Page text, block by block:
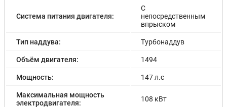
Система питания двигателя:
С
непосредственным
впрыском
Тип наддува: Турбонаддув
Объём двигателя: 1494
Мощность: 147 л.с
Максимальная мощность
электродвигателя:
108 кВт